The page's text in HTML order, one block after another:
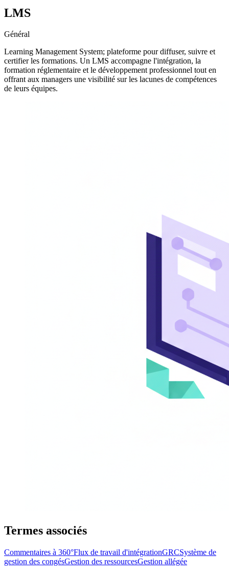
LMS
Général
Learning Management System; plateforme pour diffuser, suivre et
certifier les formations. Un LMS accompagne l'intégration, la
formation réglementaire et le développement professionnel tout en
offrant aux managers une visibilité sur les lacunes de compétences
de leurs équipes.
Termes associés
Commentaires à 360°Flux de travail d'intégrationGRCSystème de
gestion des congésGestion des ressourcesGestion allégée